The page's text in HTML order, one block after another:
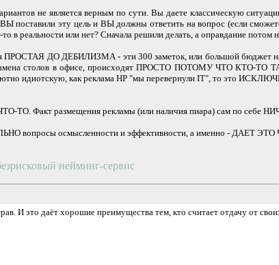
не является верным по сути. Вы даете классическую
поставили эту цель и ВЫ должны ответить на вопрос (если
или нет? Сначала решили делать, а оправдание потом
ДО ДЕБИЛИЗМА - эти 300 заметок, или большой бюджет на
замена столов в офисе, происходят ПРОСТО ПОТОМУ ЧТО КТО-
идиотскую, как реклама HP "мы перевернули IT", то это
ЧТО-ТО. Факт размещения рекламы (или наличия пиара) сам по себе
вопросы осмысленности и эффективности, а именно - ДАЕТ
нейминг-сервис
И это даёт хорошие преимущества тем, кто считает отдачу от